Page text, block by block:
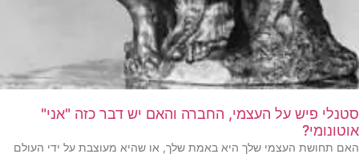
סטנלי פיש על העצמי, החברה והאם יש דבר כזה "אני"
אוטונומי?
האם תחושת העצמי שלך היא באמת שלך, או שהיא מעוצבת על ידי העולם